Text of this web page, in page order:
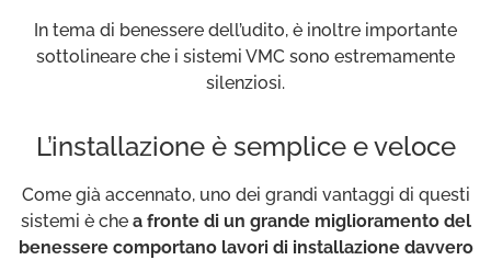
In tema di benessere dell’udito, è inoltre importante
sottolineare che i sistemi VMC sono estremamente
silenziosi.
L’installazione è semplice e veloce
Come già accennato, uno dei grandi vantaggi di questi
sistemi è chea fronte di un grande miglioramento del
benessere comportano lavori di installazione davvero